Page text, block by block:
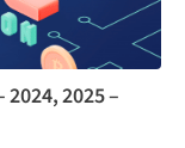
2025 –